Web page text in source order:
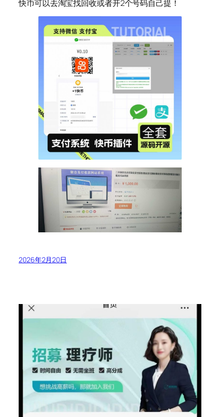
快币可以去淘宝找回收或者开2个号码自己提！
2026年2月20日